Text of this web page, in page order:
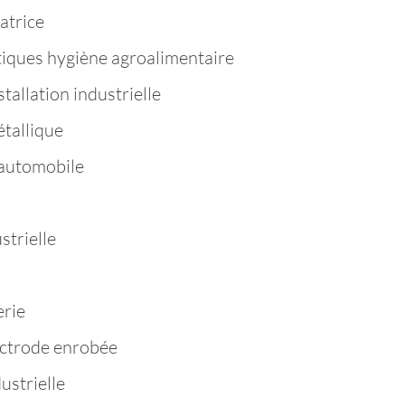
hygiène agroalimentaire
industrielle
enrobée